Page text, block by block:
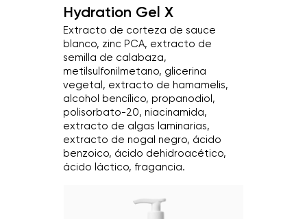
Hydration Gel X
Extracto de corteza de sauce
blanco, zinc PCA, extracto de
semilla de calabaza,
metilsulfonilmetano, glicerina
vegetal, extracto de hamamelis,
alcohol bencílico, propanodiol,
polisorbato-20, niacinamida,
extracto de algas laminarias,
extracto de nogal negro, ácido
benzoico, ácido dehidroacético,
ácido láctico, fragancia.